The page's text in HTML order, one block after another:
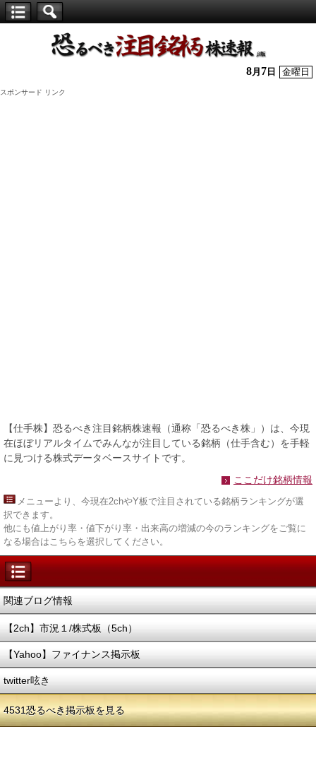
株】
8月 7 日 金曜日
スポンサード リンク
【仕手株】恐るべき注目銘柄株速報（通称「恐るべき株」）は、今現
在ほぼリアルタイムでみんなが注目している銘柄（仕手含む）を手軽
に見つける株式データベースサイトです。
ここだけ銘柄情報
メニューより、今現在2chやY板で注目されている銘柄ランキングが選
択できます。
他にも値上がり率・値下がり率・出来高の増減の今のランキングをご覧に
なる場合はこちらを選択してください。
関連ブログ情報
【2ch】市況１/株式板（5ch）
【Yahoo】ファイナンス掲示板
twitter呟き
4531恐るべき掲示板を見る